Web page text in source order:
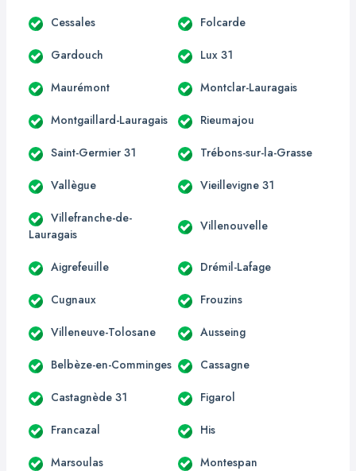
Cessales Folcarde
Gardouch Lux 31
Maurémont Montclar-Lauragais
Montgaillard-Lauragais Rieumajou
Saint-Germier 31 Trébons-sur-la-Grasse
Vallègue Vieillevigne 31
Villefranche-de-
Lauragais
Villenouvelle
Aigrefeuille Drémil-Lafage
Cugnaux Frouzins
Villeneuve-Tolosane Ausseing
Belbèze-en-Comminges Cassagne
Castagnède 31 Figarol
Francazal His
Marsoulas Montespan